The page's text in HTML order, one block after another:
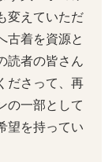
変えていただ
古着を資源と
読者の皆さん
ださって、再
の一部として
望を持ってい